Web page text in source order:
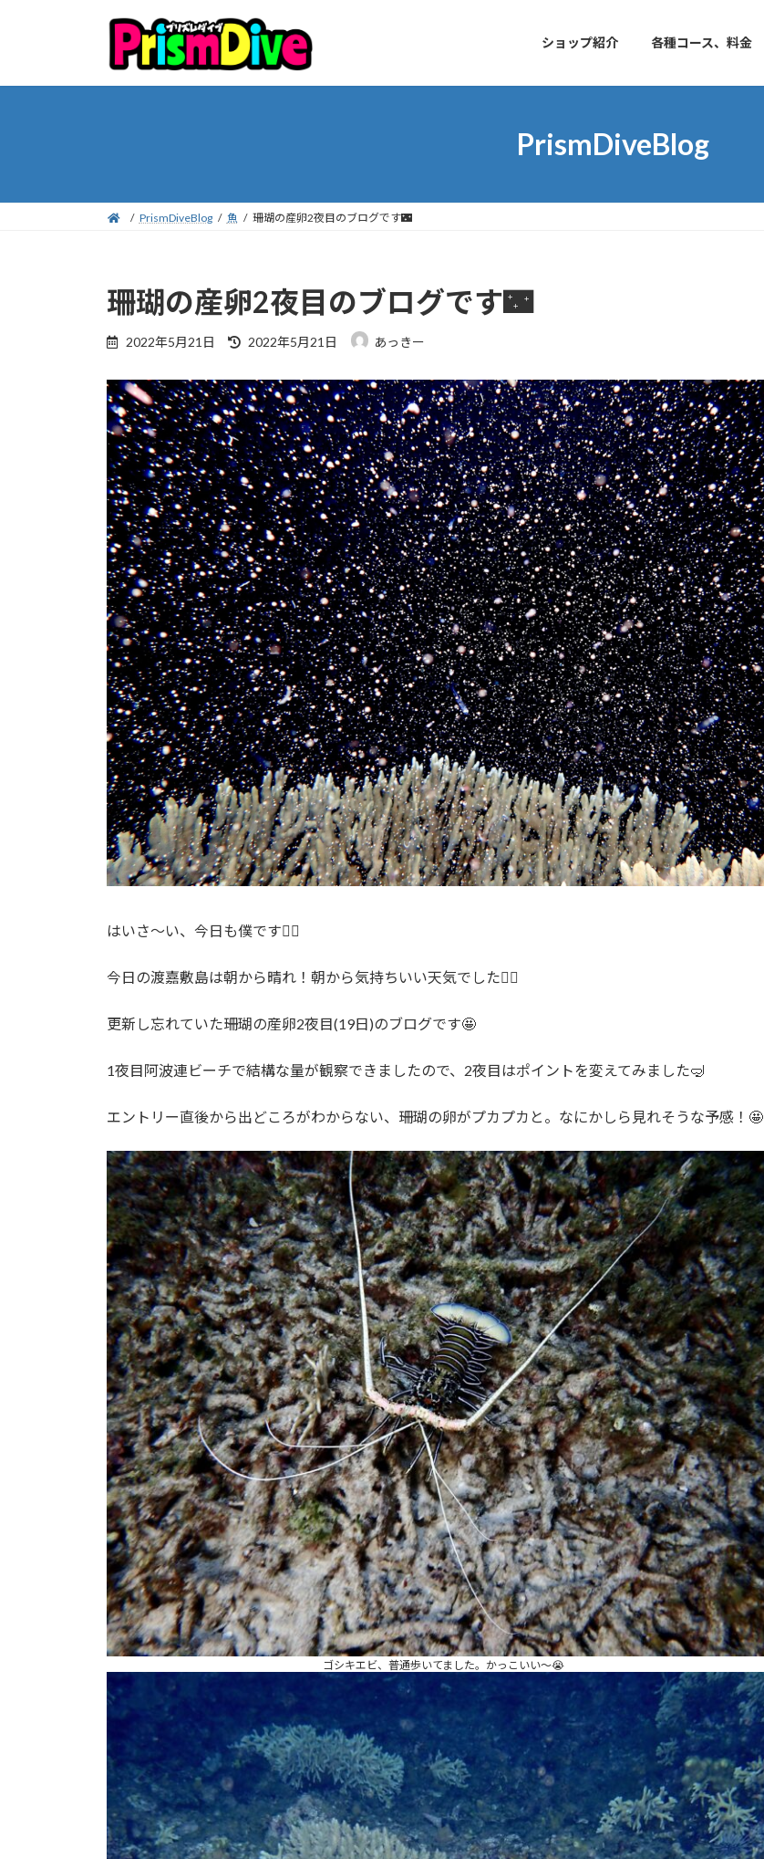
プ
動
ショップ紹介 各種コース、料金
PrismDiveBlog
PrismDiveBlog 魚 珊瑚の産卵2夜目のブログです🌃
珊瑚の産卵2夜目のブログです🌃
2022年5月21日
最
新
日
時
:
2022年5月21日 あっきー
はいさ〜い、今日も僕です🙋‍♂️
今日の渡嘉敷島は朝から晴れ！朝から気持ちいい天気でした🙆‍♂️
更新し忘れていた珊瑚の産卵2夜目(19日)のブログです🤩
1夜目阿波連ビーチで結構な量が観察できましたので、2夜目はポイントを変えてみました🤿
エントリー直後から出どころがわからない、珊瑚の卵がプカプカと。なにかしら見れそうな予感！🤩
ゴシキエビ、普通歩いてました。かっこいい〜😭